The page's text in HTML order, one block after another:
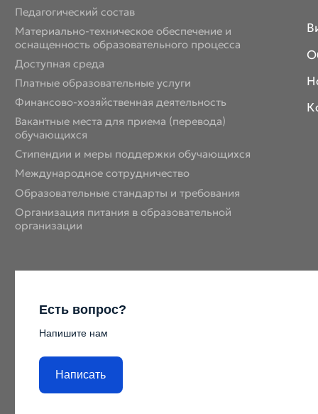
Педагогический состав
Материально-техническое обеспечение и
оснащенность образовательного процесса
Доступная среда
Платные образовательные услуги
Финансово-хозяйственная деятельность
Вакантные места для приема (перевода)
обучающихся
Стипендии и меры поддержки обучающихся
Международное сотрудничество
Образовательные стандарты и требования
Организация питания в образовательной
организации
Есть вопрос?
Напишите нам
Написать